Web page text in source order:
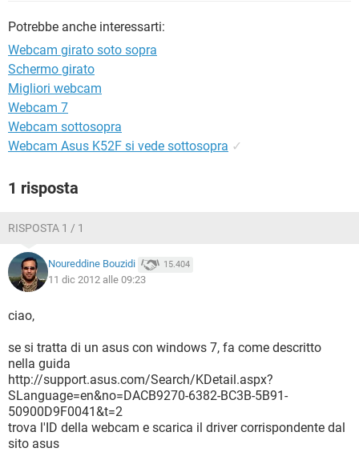
HARDWARE
Potrebbe anche interessarti:
Webcam girato soto sopra
Schermo girato
Migliori webcam
Webcam 7
Webcam sottosopra
Webcam Asus K52F si vede sottosopra ✓
1 risposta
RISPOSTA 1 / 1
Noureddine Bouzidi 15.404
11 dic 2012 alle 09:23
ciao,
se si tratta di un asus con windows 7, fa come descritto
nella guida
http://support.asus.com/Search/KDetail.aspx?
SLanguage=en&no=DACB9270-6382-BC3B-5B91-
50900D9F0041&t=2
trova l'ID della webcam e scarica il driver corrispondente dal
sito asus